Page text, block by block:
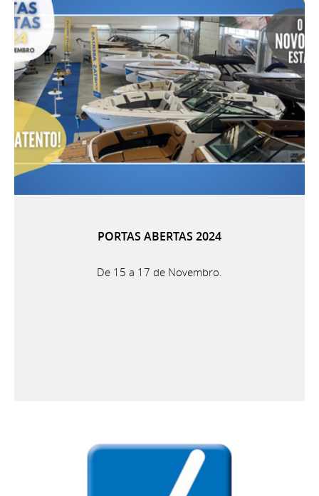
PORTAS ABERTAS 2024
De 15 a 17 de Novembro.